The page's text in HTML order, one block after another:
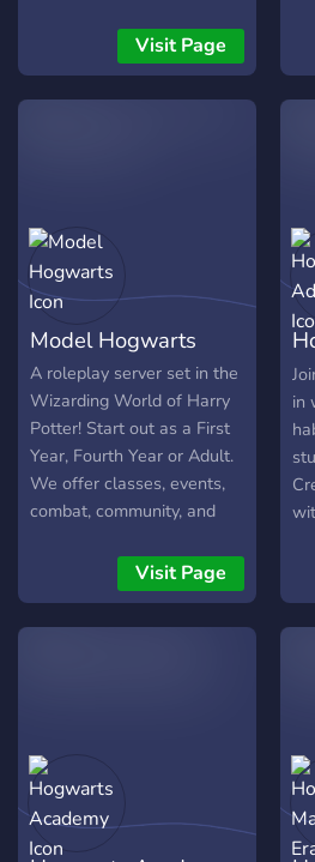
der eigenen Charaktere -
Charaktere jeder
(gerne auch basierend auf
Interesse daran hast aktiv
bei der Planung und
Gestaltung des Servers
mitzuhelfen oder einfach
den offiziellen Launch nicht
verpassen willst, lade ich
dich herzlich ein bereits
heute beizutreten!
kreativen und neuen
Konzepten - Unsere
wunderbare & aktive
Visit Page
Model Hogwarts
A roleplay server set in the
Wizarding World of Harry
Potter! Start out as a First
Year, Fourth Year or Adult.
We offer classes, events,
combat, community, and
members and counting!
Visit Page
in